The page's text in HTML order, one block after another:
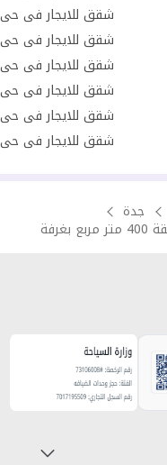
شقق للايجار فى حى
شقق للايجار فى حى
شقق للايجار فى
شقق للايجار فى
شقق للايجار فى حى
شقق للايجار فى حى
جدة
بغرفة